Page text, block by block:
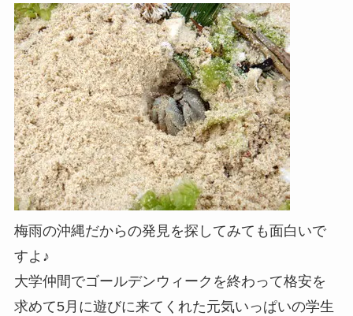
梅雨の沖縄だからの発見を探してみても面白いで
すよ♪
大学仲間でゴールデンウィークを終わって格安を
求めて5月に遊びに来てくれた元気いっぱいの学生